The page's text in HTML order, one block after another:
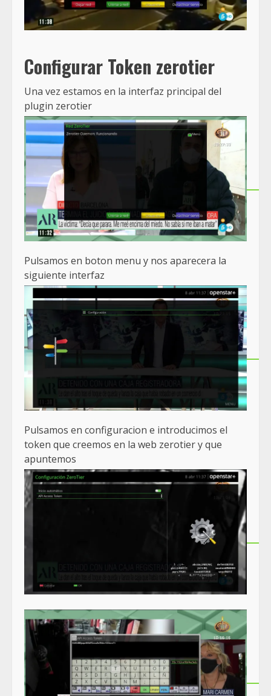
Configurar Token zerotier
Una vez estamos en la interfaz principal del
plugin zerotier
Pulsamos en boton menu y nos aparecera la
siguiente interfaz
Pulsamos en configuracion e introducimos el
token que creemos en la web zerotier y que
apuntemos